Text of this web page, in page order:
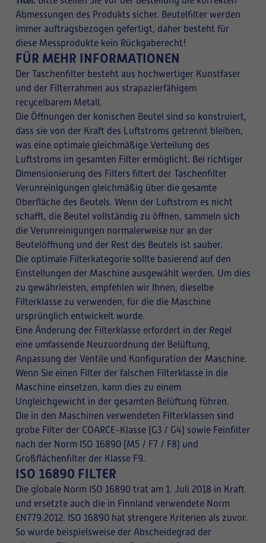
Abmessungen des Produkts sicher. Beutelfilter werden
immer auftragsbezogen gefertigt, daher besteht für
diese Messprodukte kein Rückgaberecht!
FÜR MEHR INFORMATIONEN
Der Taschenfilter besteht aus hochwertiger Kunstfaser
und der Filterrahmen aus strapazierfähigem
recycelbarem Metall.
Die Öffnungen der konischen Beutel sind so konstruiert,
dass sie von der Kraft des Luftstroms getrennt bleiben,
was eine optimale gleichmäßige Verteilung des
Luftstroms im gesamten Filter ermöglicht. Bei richtiger
Dimensionierung des Filters filtert der Taschenfilter
Verunreinigungen gleichmäßig über die gesamte
Oberfläche des Beutels. Wenn der Luftstrom es nicht
schafft, die Beutel vollständig zu öffnen, sammeln sich
die Verunreinigungen normalerweise nur an der
Beutelöffnung und der Rest des Beutels ist sauber.
Die optimale Filterkategorie sollte basierend auf den
Einstellungen der Maschine ausgewählt werden. Um dies
zu gewährleisten, empfehlen wir Ihnen, dieselbe
Filterklasse zu verwenden, für die die Maschine
ursprünglich entwickelt wurde.
Eine Änderung der Filterklasse erfordert in der Regel
eine umfassende Neuzuordnung der Belüftung,
Anpassung der Ventile und Konfiguration der Maschine.
Wenn Sie einen Filter der falschen Filterklasse in die
Maschine einsetzen, kann dies zu einem
Ungleichgewicht in der gesamten Belüftung führen.
Die in den Maschinen verwendeten Filterklassen sind
grobe Filter der COARCE-Klasse (G3 / G4) sowie Feinfilter
nach der Norm ISO 16890 (M5 / F7 / F8) und
Großflächenfilter der Klasse F9.
ISO 16890 FILTER
Die globale Norm ISO 16890 trat am 1. Juli 2018 in Kraft
und ersetzte auch die in Finnland verwendete Norm
EN779:2012. ISO 16890 hat strengere Kriterien als zuvor.
So wurde beispielsweise der Abscheidegrad der